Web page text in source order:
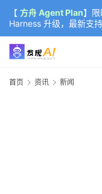
【 方舟 Agent Plan】
Harness 升级，最新支
K3（部分）、GLM-5.2
首页 资讯 新闻